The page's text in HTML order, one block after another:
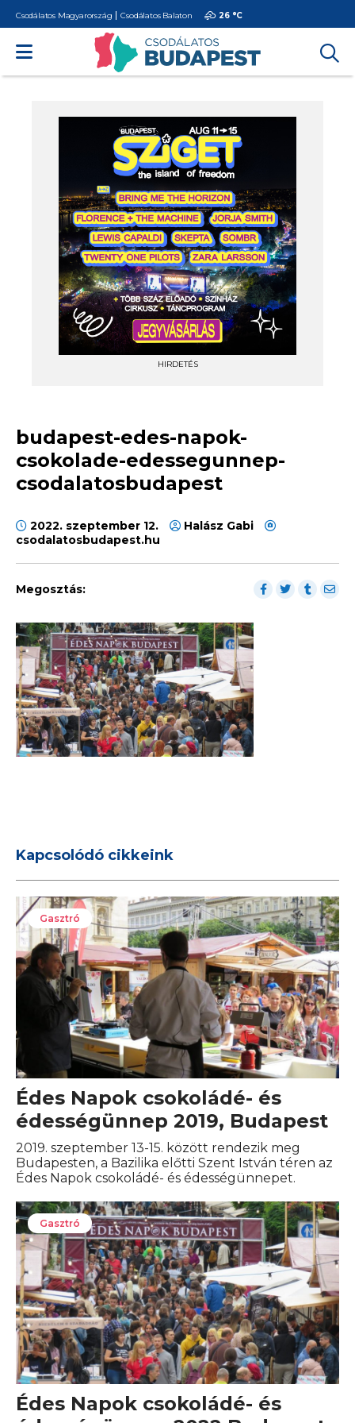
Csodálatos Magyarország Csodálatos Balaton 26 °C
HIRDETÉS
budapest-edes-napok-
csokolade-edessegunnep-
csodalatosbudapest
2022. szeptember 12.
Halász Gabi
csodalatosbudapest.hu
Megosztás:
Kapcsolódó cikkeink
Gasztró
Édes Napok csokoládé- és
édességünnep 2019, Budapest
2019. szeptember 13-15. között rendezik meg
Budapesten, a Bazilika előtti Szent István téren az
Édes Napok csokoládé- és édességünnepet.
Gasztró
Édes Napok csokoládé- és